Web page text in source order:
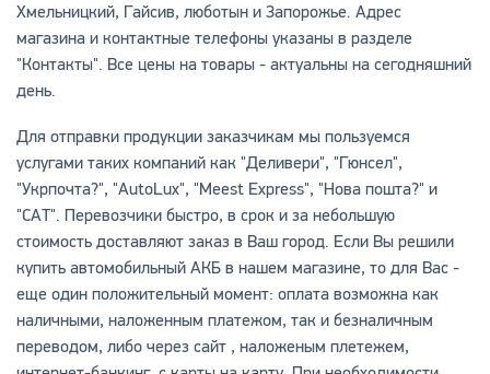
Хмельницкий, Гайсив, люботын и Запорожье. Адрес
магазина и контактные телефоны указаны в разделе
"Контакты". Все цены на товары - актуальны на сегодняшний
день.
Для отправки продукции заказчикам мы пользуемся
услугами таких компаний как "Деливери", "Гюнсел",
"Укрпочта?", "AutoLux", "Meest Express", "Нова пошта?" и
"САТ". Перевозчики быстро, в срок и за небольшую
стоимость доставляют заказ в Ваш город. Если Вы решили
купить автомобильный АКБ в нашем магазине, то для Вас -
еще один положительный момент: оплата возможна как
наличными, наложенным платежом, так и безналичным
переводом, либо через сайт , наложеным плетежем,